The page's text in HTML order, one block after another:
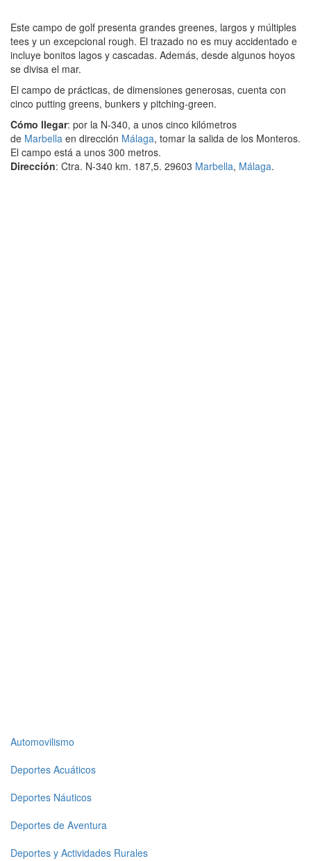
Este campo de golf presenta grandes greenes, largos y múltiples
tees y un excepcional rough. El trazado no es muy accidentado e
incluye bonitos lagos y cascadas. Además, desde algunos hoyos
se divisa el mar.
El campo de prácticas, de dimensiones generosas, cuenta con
cinco putting greens, bunkers y pitching-green.
Cómo llegar: por la N-340, a unos cinco kilómetros
de Marbella en dirección Málaga, tomar la salida de los Monteros.
El campo está a unos 300 metros.
Dirección: Ctra. N-340 km. 187,5. 29603 Marbella, Málaga.
Top
level
menu
1
Automovilismo
Deportes Acuáticos
Deportes Náuticos
Deportes de Aventura
Deportes y Actividades Rurales